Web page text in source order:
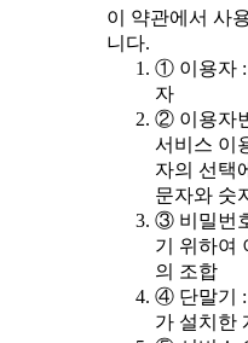
이 약관에서 사
니다.
① 이용자 :
자
② 이용자
서비스 이
자의 선택
문자와 숫
③ 비밀번
기 위하여
의 조합
④ 단말기 :
가 설치한